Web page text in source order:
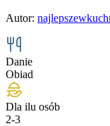
Autor:
Danie
Obiad
Dla ilu osób
2-3